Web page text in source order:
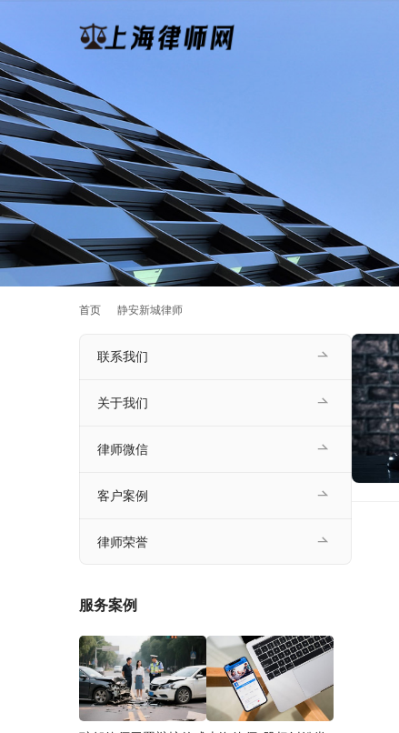
首页 静安新城律师
联系我们
关于我们
律师微信
客户案例
律师荣誉
服务案例